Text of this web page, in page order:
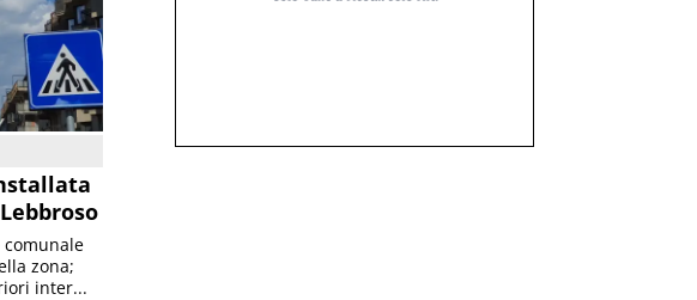
zona;
inter...